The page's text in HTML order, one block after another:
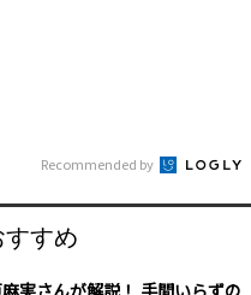
Recommended by
すめ